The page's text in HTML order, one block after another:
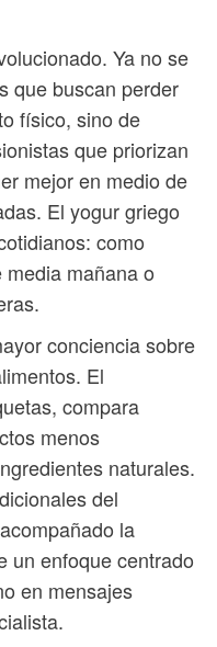
Ya no se
que buscan perder
físico, sino de
que priorizan
mejor en medio de
El yogur griego
como
mañana o
conciencia sobre
El
compara
menos
naturales.
del
la
un enfoque centrado
en mensajes